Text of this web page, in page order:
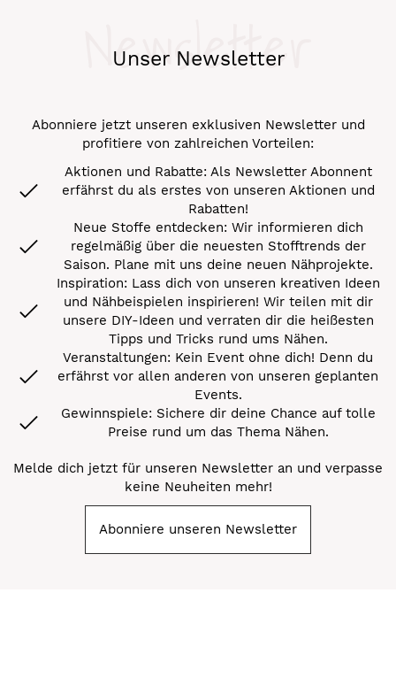
Unser Newsletter
Newsletter
Abonniere jetzt unseren exklusiven Newsletter und
profitiere von zahlreichen Vorteilen:
Aktionen und Rabatte: Als Newsletter Abonnent
erfährst du als erstes von unseren Aktionen und
Rabatten!
Neue Stoffe entdecken: Wir informieren dich
regelmäßig über die neuesten Stofftrends der
Saison. Plane mit uns deine neuen Nähprojekte.
Inspiration: Lass dich von unseren kreativen Ideen
und Nähbeispielen inspirieren! Wir teilen mit dir
unsere DIY-Ideen und verraten dir die heißesten
Tipps und Tricks rund ums Nähen.
Veranstaltungen: Kein Event ohne dich! Denn du
erfährst vor allen anderen von unseren geplanten
Events.
Gewinnspiele: Sichere dir deine Chance auf tolle
Preise rund um das Thema Nähen.
Melde dich jetzt für unseren Newsletter an und verpasse
keine Neuheiten mehr!
Abonniere unseren Newsletter